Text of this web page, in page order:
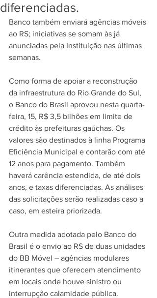
diferenciadas.
Banco também enviará agências móveis
ao RS; iniciativas se somam às já
anunciadas pela Instituição nas últimas
semanas.
Como forma de apoiar a reconstrução
da infraestrutura do Rio Grande do Sul,
o Banco do Brasil aprovou nesta quarta-
feira, 15, R$ 3,5 bilhões em limite de
crédito às prefeituras gaúchas. Os
valores são destinados à linha Programa
Eficiência Municipal e contarão com até
12 anos para pagamento. Também
haverá carência estendida, de até dois
anos, e taxas diferenciadas. As análises
das solicitações serão realizadas caso a
caso, em esteira priorizada.
Outra medida adotada pelo Banco do
Brasil é o envio ao RS de duas unidades
do BB Móvel – agências modulares
itinerantes que oferecem atendimento
em locais onde houve sinistro ou
interrupção calamidade pública.